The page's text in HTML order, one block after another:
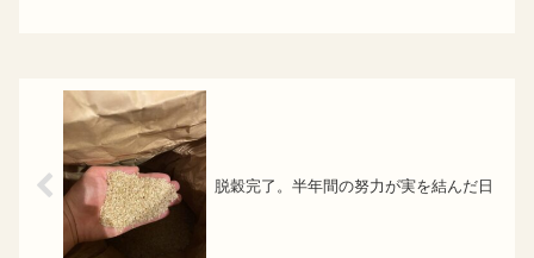
脱穀完了。半年間の努力が実を結んだ日